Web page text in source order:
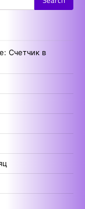
Счетчик в